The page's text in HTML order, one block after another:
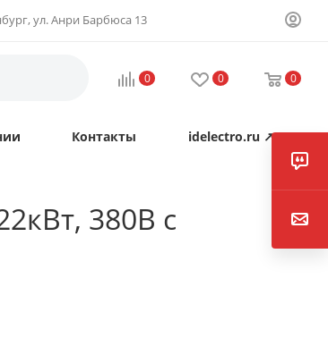
ул. Анри Барбюса 13
0 0 0
Контакты idelectro.ru ↗
380В с